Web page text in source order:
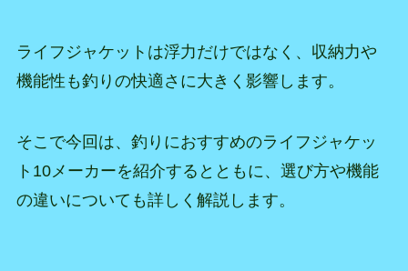
ライフジャケットは浮力だけではなく、収納力や
機能性も釣りの快適さに大きく影響します。
そこで今回は、釣りにおすすめのライフジャケッ
ト10メーカーを紹介するとともに、選び方や機能
の違いについても詳しく解説します。